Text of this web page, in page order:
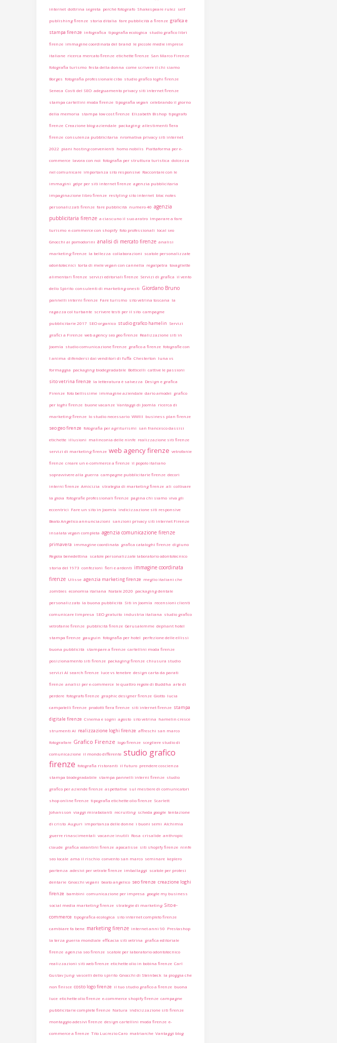
internet dottrina segreta perchè fotografo Shakespeare rulez self
publishing firenze storia ditalia fare pubblicità a firenze grafica e
stampa firenze infografica tipografia ecologica studio grafico libri
firenze immagine coordinata del brand le piccole medie imprese
italiane ricerca mercato firenze etichette firenze San Marco Firenze
fotografia turismo festa della donna come scrivere il chi siamo
Borges fotografia professionale cibo studio grafico loghi firenze
Seneca Costi del SEO adeguamento privacy siti internet firenze
stampa cartellini moda firenze tipografia vegan celebrando il giorno
della memoria stampa low cost firenze Elizabeth Bishop tipografo
firenze Creazione blog aziendale packaging allestimenti fiera
firenze consulenza pubblicitaria nromativa privacy siti internet
2022 piani hosting convenienti homo nobilis Piattaforma per e-
commerce lavora con noi fotografia per struttura turistica dolcezza
nel comunicare importanza sito responsive Raccontare con le
immagini gdpr per siti internet firenze agenzia pubblicitaria
impaginazione libro firenze restyling sito internet bloc notes
personalizzati firenze fare pubblicità numero 40 agenzia
pubblicitaria firenze a ciascuno il suo aratro Imparare a fare
turismo e-commerce con shopify foto professionali local seo
Gnocchi ai pomodorini analisi di mercato firenze analisi
marketing firenze la bellezza collaborazioni scatole personalizzate
odontotecnici torta di mele vegan con cannella regalpetra tovagliette
alimentari firenze servizi editoriali firenze Servizi di grafica il vento
dello Spirito consulenti di marketing onesti Giordano Bruno
pannelli interni firenze Fare turismo sito vetrina toscana la
ragazza col turbante scrivere testi per il sito campagne
pubblicitarie 2017 SEO organico studio grafico hamelin Servizi
grafici a Firenze web agency seo geo firenze Realizzazione siti in
Joomla studio comunicazione firenze grafico a firenze fotografie con
l anima difendersi dai venditori di fuffa Chesterton luna vs
formaggia packaging biodegradabile Botticelli cattive le passioni
sito vetrina firenze la letteratura è salvezza Design e grafica
Firenze foto bellissime immagine aziendale dario amodei grafico
per loghi firenze buone vacanze Vantaggi di Joomla ricerca di
marketing firenze lo studio necessario WWIII business plan firenze
seo geo firenze fotografia per agriturismi san francesco dassisi
etichette illusioni malinconia delle ninfe realizzazione siti firenze
servizi di marketing firenze web agency firenze vetrofanie
firenze creare un e-commerce a firenze il popolo italiano
sopravvivere alla guerra campagne pubblicitarie firenze decori
interni firenze Amicizia strategia di marketing firenze ali coltivare
la gioia fotografie professionali firenze pagina chi siamo viva gli
eccentrici Fare un sito in Joomla indicizzazione siti responsive
Beato Angelico annunciazioni sanzioni privacy siti internet Firenze
insalata vegan completa agenzia comunicazione firenze
primavera immagine coordinata grafica cataloghi firenze digiuno
Regola benedettina scatole personalizzate laboratorio odontotecnico
storia del 1973 confezioni fieri e ardenti immagine coordinata
firenze Ulisse agenzia marketing firenze meglio italiani che
zombies economia italiana Natale 2020 packaging dentale
personalizzato la buona pubblicità Siti in Joomla recensioni clienti
comunicare limpresa SEO gratuito industria italiana studio grafico
vetrofanie firenze pubblicità firenze Gerusalemme depliant hotel
stampa firenze gauguin fotografia per hotel perfezione delle ellissi
buona pubblicità stampare a firenze cartellini moda firenze
posizionamento siti firenze packaging firenze chiusura studio
servizi AI search firenze luce vs tenebre design carta da parati
firenze analisi per e-commerce le quattro regole di Buddha arte di
perdere fotografo firenze graphic designer firenze Giotto lucia
campatelli firenze prodotti fiera firenze siti internet firenze stampa
digitale firenze Cinema e sogni agosto sito vetrina hamelin cresce
strumenti AI realizzazione loghi firenze affreschi san marco
fotografare Grafico Firenze logo firenze scegliere studio di
comunicazione il mondo differente studio grafico
firenze fotografia ristoranti il futuro prendere coscienza
stampa biodegradabile stampa pannelli interni firenze studio
grafico per aziende firenze aspettative sul mestiere di comunicatori
shop online firenze tipografia etichette olio firenze Scarlett
Johansson viaggi mirabolanti recruiting scheda google tentazione
di cristo Auguri importanza delle donne i buoni semi Alchimia
guerre rinascimentali vacanze inutili Rosa crisalide anthropic
claude grafica volantini firenze apocalisse siti shopify firenze ninfe
seo locale ama il rischio convento san marco seminare keplero
partenza adesivi per vetrate firenze imballaggi scatole per protesi
dentarie Gnocchi vegani beato angelico seo firenze creazione loghi
firenze bambini comunicazione per impresa google my business
social media marketing firenze strategie di marketing Sito e-
commerce tipografica ecologica sito internet completo firenze
cambiare fa bene marketing firenze internet anni 90 Prestashop
la terza guerra mondiale efficacia siti vetrina grafica editoriale
firenze agenzia seo firenze scatole per laboratorio odontotecnico
realizzazioni siti web firenze etichette olio in bobina firenze Carl
Gustav Jung vascelli dello spirito Gnocchi di Steinbeck la pioggia che
non finisce costo logo firenze il tuo studio grafico a firenze buona
luce etichette olio firenze e-commerce shopify firenze campagne
pubblicitarie complete firenze Natura indicizzazione siti firenze
montaggio adesivi firenze design cartellini moda firenze e-
commerce a firenze Tito Lucrezio Caro matriarche Vantaggi blog